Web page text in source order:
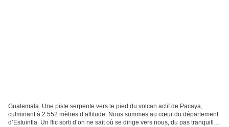
Guatemala. Une piste serpente vers le pied du volcan actif de Pacaya,
culminant à 2 552 mètres d’altitude. Nous sommes au cœur du département
d’Estuintla. Un flic sorti d’on ne sait où se dirige vers nous, du pas tranquille